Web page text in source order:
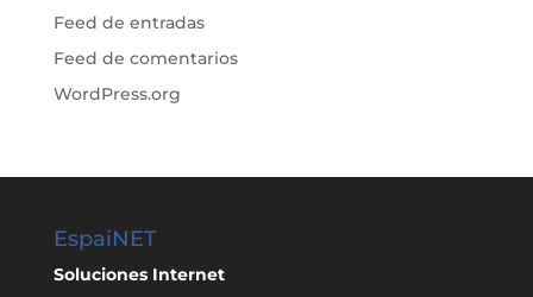
Feed de entradas
Feed de comentarios
WordPress.org
EspaiNET
Soluciones Internet